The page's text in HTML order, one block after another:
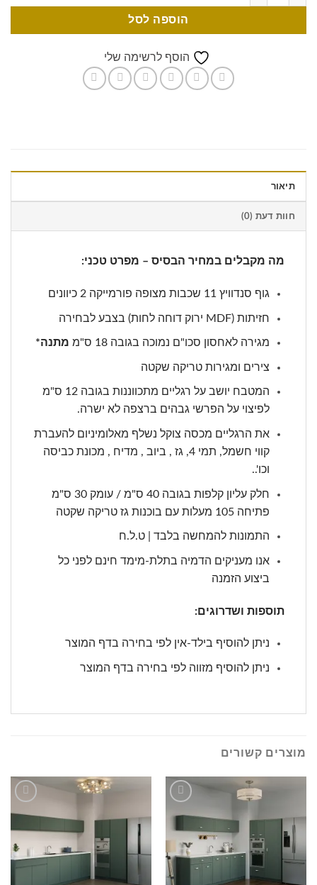
הוספה לסל
הוסף לרשימה שלי
תיאור
חוות דעת (0)
מה מקבלים במחיר הבסיס – מפרט טכני:
גוף סנדוויץ 11 שכבות מצופה פורמייקה 2 כיוונים
חזיתות (MDF ירוק דוחה לחות) בצבע לבחירה
מגירה לאחסון סכו"ם נמוכה בגובה 18 ס"מ מתנה*
צירים ומגירות טריקה שקטה
המטבח יושב על רגליים מתכווננות בגובה 12 ס"מ
לפיצוי על הפרשי גבהים ברצפה לא ישרה.
את הרגליים מכסה צוקל נשלף מאלומיניום להעברת
קווי חשמל, תמי 4, גז , ביוב , מדיח , מכונת כביסה
וכו'..
חלק עליון קלפות בגובה 40 ס"מ / עומק 30 ס"מ
פתיחה 105 מעלות עם בוכנות גז טריקה שקטה
התמונות להמחשה בלבד | ט.ל.ח
אנו מעניקים הדמיה בתלת-מימד חינם לפני כל
ביצוע הזמנה
תוספות ושדרוגים:
ניתן להוסיף בילד-אין לפי בחירה בדף המוצר
ניתן להוסיף מזווה לפי בחירה בדף המוצר
מוצרים קשורים
שלי
הוסף
שלי